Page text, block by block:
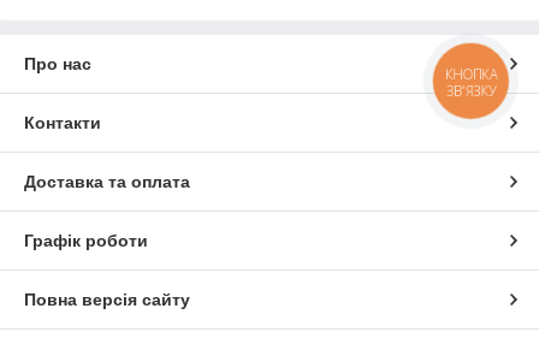
Про нас
Контакти
Доставка та оплата
Графік роботи
Повна версія сайту
КНОПКА
ЗВ'ЯЗКУ